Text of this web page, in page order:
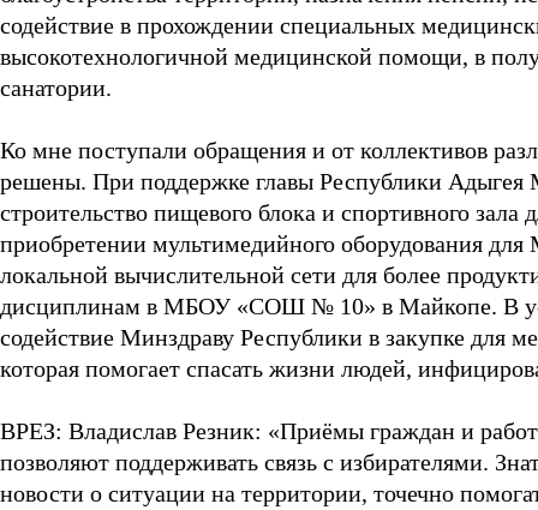
содействие в прохождении специальных
высокотехнологичной медицинской помощи, в
санатории.
Ко мне поступали обращения и от коллективов
решены. При поддержке главы Республики Адыгея
строительство пищевого блока и спортивного
приобретении мультимедийного оборудования
локальной вычислительной сети для более
дисциплинам в МБОУ «СОШ № 10» в Майкопе. В
содействие Минздраву Республики в закупке для
которая помогает спасать жизни людей,
ВРЕЗ: Владислав Резник: «Приёмы граждан и
позволяют поддерживать связь с избирателями.
новости о ситуации на территории, точечно